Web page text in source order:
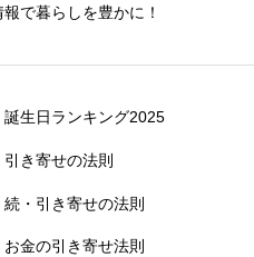
で暮らしを豊かに！
誕生日ランキング2025
引き寄せの法則
続・引き寄せの法則
お金の引き寄せ法則